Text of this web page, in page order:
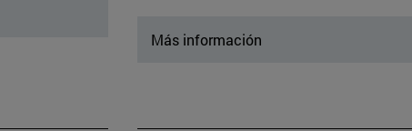
Más información